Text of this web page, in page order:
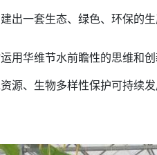
出一套生态、绿色、环保的
用华维节水前瞻性的思维和
源、生物多样性保护可持续